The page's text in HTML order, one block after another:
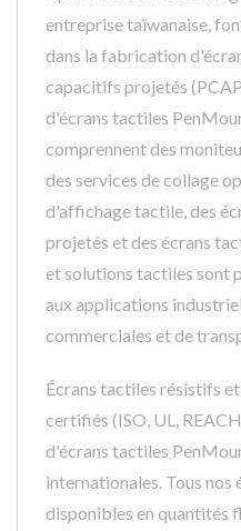
entreprise taïwanaise,
dans la fabrication
capacitifs projetés
d'écrans tactiles
comprennent des
des services de collage
d'affichage tactile, des
projetés et des écrans
et solutions tactiles sont
aux applications
commerciales et de
Écrans tactiles résistifs
certifiés (ISO, UL,
d'écrans tactiles
internationales. Tous nos
disponibles en quantités